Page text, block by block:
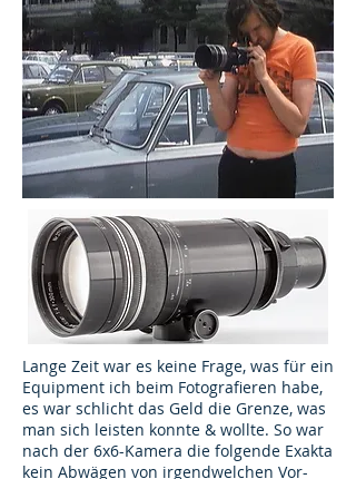
Lange Zeit war es keine Frage, was für ein
Equipment ich beim Fotografieren habe,
es war schlicht das Geld die Grenze, was
man sich leisten konnte & wollte. So war
nach der 6x6-Kamera die folgende Exakta
kein Abwägen von irgendwelchen Vor-